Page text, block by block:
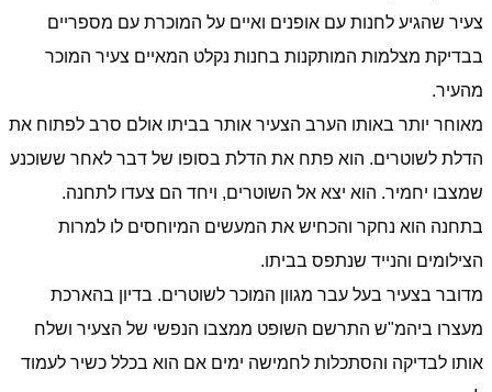
צעיר שהגיע לחנות עם אופנים ואיים על המוכרת עם מספריים
בבדיקת מצלמות המותקנות בחנות נקלט המאיים צעיר המוכר
מהעיר.
מאוחר יותר באותו הערב הצעיר אותר בביתו אולם סרב לפתוח את
הדלת לשוטרים. הוא פתח את הדלת בסופו של דבר לאחר ששוכנע
שמצבו יחמיר. הוא יצא אל השוטרים, ויחד הם צעדו לתחנה.
בתחנה הוא נחקר והכחיש את המעשים המיוחסים לו למרות
הצילומים והנייד שנתפס בביתו.
מדובר בצעיר בעל עבר מגוון המוכר לשוטרים. בדיון בהארכת
מעצרו ביהמ"ש התרשם השופט ממצבו הנפשי של הצעיר ושלח
אותו לבדיקה והסתכלות לחמישה ימים אם הוא בכלל כשיר לעמוד